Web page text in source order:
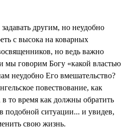
другим, но неудобно
с высока на коварных
но ведь важно
мы говорим Богу «какой властью
неудобно Его вмешательство?
повествование, как
в то время как должны обратить
подобной ситуации... и увидев,
свою жизнь.